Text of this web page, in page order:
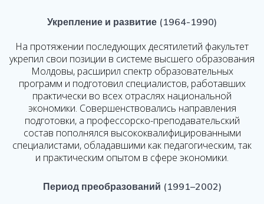
Укрепление и развитие (1964-1990)
На протяжении последующих десятилетий факультет
укрепил свои позиции в системе высшего образования
Молдовы, расширил спектр образовательных
программ и подготовил специалистов, работавших
практически во всех отраслях национальной
экономики. Совершенствовались направления
подготовки, а профессорско-преподавательский
состав пополнялся высококвалифицированными
специалистами, обладавшими как педагогическим, так
и практическим опытом в сфере экономики.
Период преобразований (1991–2002)